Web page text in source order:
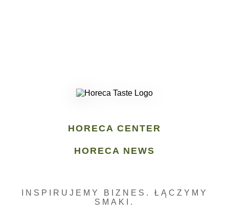
HORECA CENTER
HORECA NEWS
INSPIRUJEMY BIZNES. ŁĄCZYMY
SMAKI.